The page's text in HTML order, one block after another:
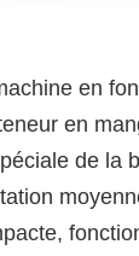
en
en
de la